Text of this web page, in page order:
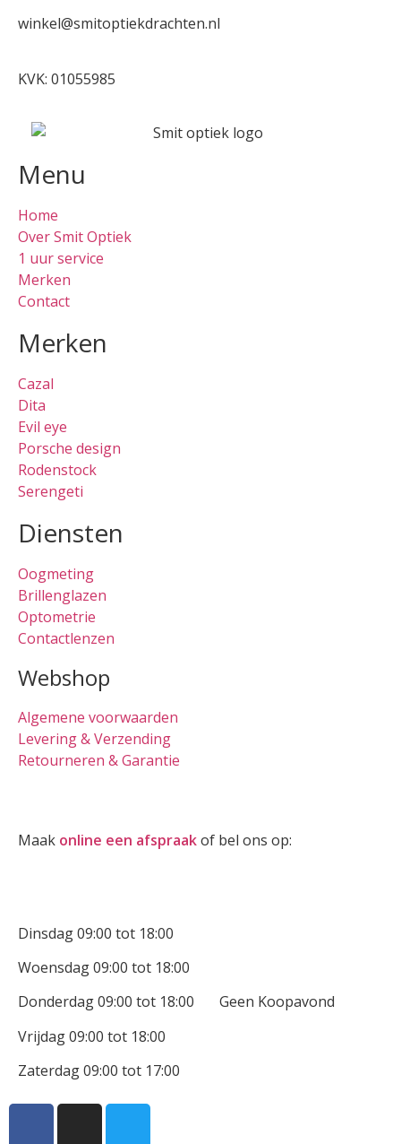
winkel@smitoptiekdrachten.nl
KVK: 01055985
Menu
Home
Over Smit Optiek
1 uur service
Merken
Contact
Merken
Cazal
Dita
Evil eye
Porsche design
Rodenstock
Serengeti
Diensten
Oogmeting
Brillenglazen
Optometrie
Contactlenzen
Webshop
Algemene voorwaarden
Levering & Verzending
Retourneren & Garantie
Maak online een afspraakof bel ons op:
Dinsdag 09:00 tot 18:00
Woensdag 09:00 tot 18:00
Donderdag 09:00 tot 18:00 Geen Koopavond
Vrijdag 09:00 tot 18:00
Zaterdag 09:00 tot 17:00